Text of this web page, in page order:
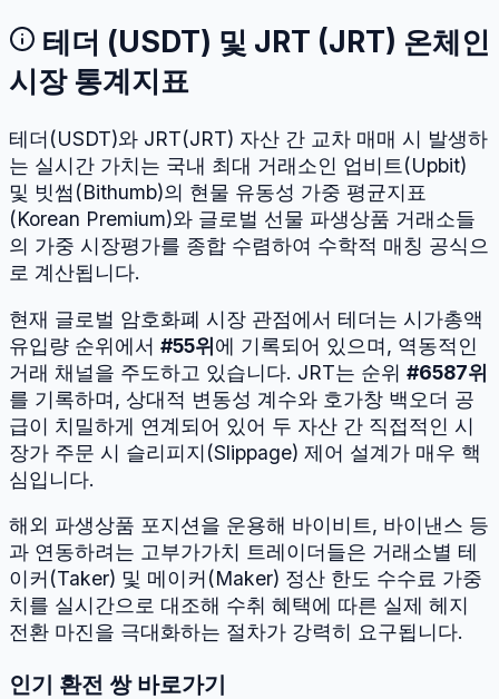
테더 (USDT) 및 JRT (JRT) 온체인
시장 통계지표
테더 (USDT)와 JRT(JRT) 자산 간 교차 매매 시 발생하
는 실시간 가치는 국내 최대 거래소인 업비트(Upbit)
및 빗썸(Bithumb)의 현물 유동성 가중 평균지표
(Korean Premium)와 글로벌 선물 파생상품 거래소들
의 가중 시장평가를 종합 수렴하여 수학적 매칭 공식으
로 계산됩니다.
현재 글로벌 암호화폐 시장 관점에서 테더는 시가총액
유입량 순위에서 #55위에 기록되어 있으며, 역동적인
거래 채널을 주도하고 있습니다. JRT는 순위 #6587위
를 기록하며, 상대적 변동성 계수와 호가창 백오더 공
급이 치밀하게 연계되어 있어 두 자산 간 직접적인 시
장가 주문 시 슬리피지(Slippage) 제어 설계가 매우 핵
심입니다.
해외 파생상품 포지션을 운용해 바이비트, 바이낸스 등
과 연동하려는 고부가가치 트레이더들은 거래소별 테
이커(Taker) 및 메이커(Maker) 정산 한도 수수료 가중
치를 실시간으로 대조해 수취 혜택에 따른 실제 헤지
전환 마진을 극대화하는 절차가 강력히 요구됩니다.
인기 환전 쌍 바로가기